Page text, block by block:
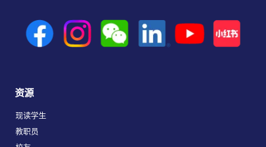
资源
现读学生
教职员